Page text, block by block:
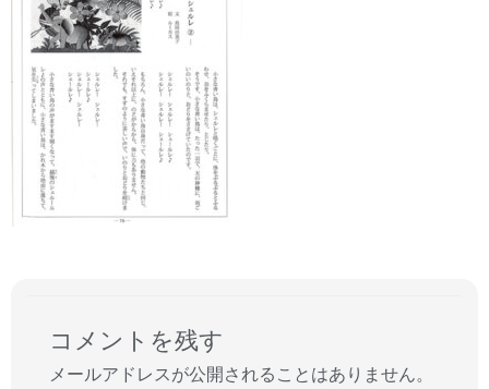
コメントを残す
メールアドレスが公開されることはありません。